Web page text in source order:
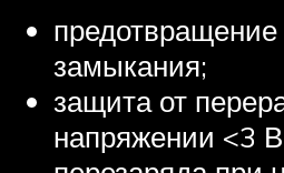
предотвращение
замыкания;
защита от
напряжении <3